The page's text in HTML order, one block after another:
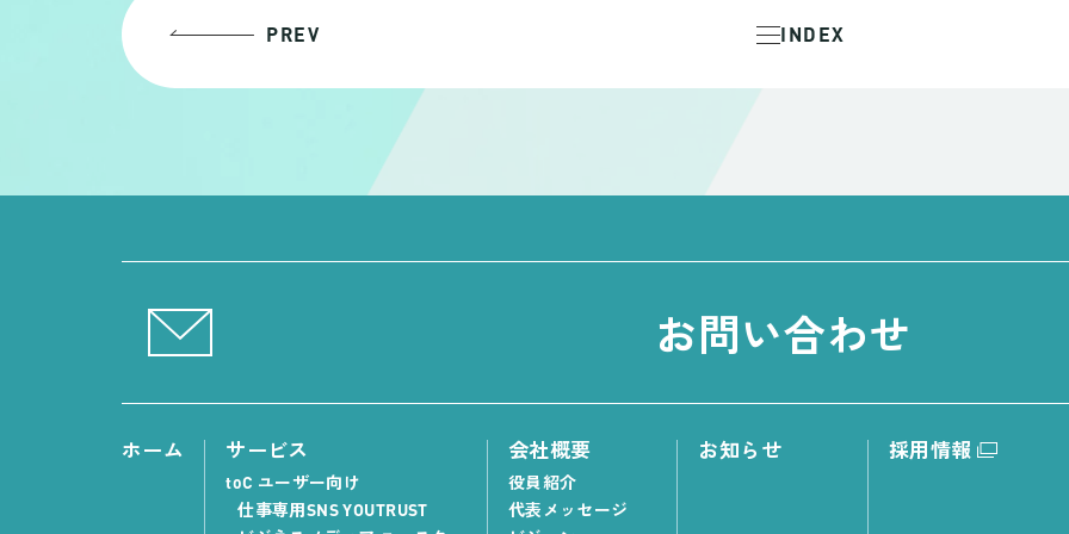
PREV INDEX
お問い合わせ
ホーム サービス
toC ユーザー向け
仕事専用SNS YOUTRUST
会社概要
役員紹介
代表メッセージ
お知らせ 採用情報